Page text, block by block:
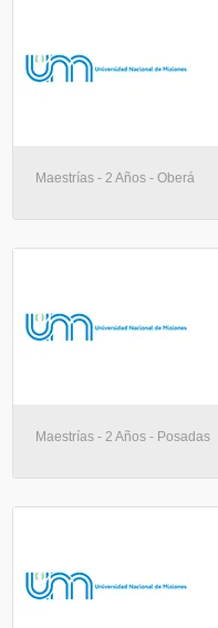
Maestrías - 2 Años - Oberá
Maestrías - 2 Años - Posadas